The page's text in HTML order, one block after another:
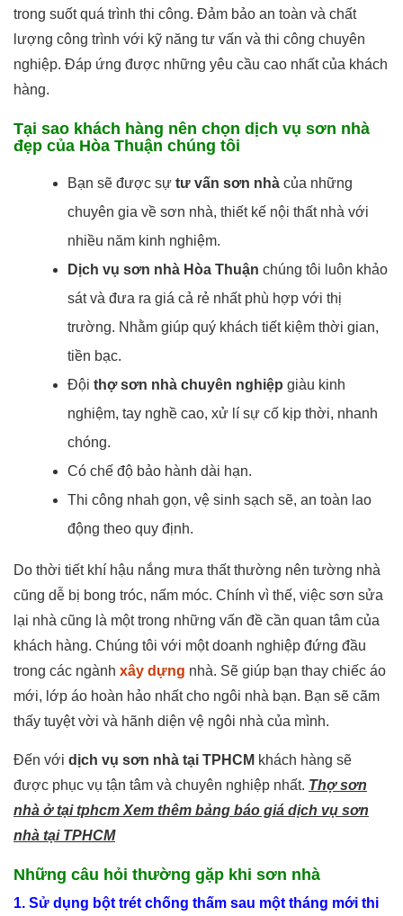
trong suốt quá trình thi công. Đảm bảo an toàn và chất
lượng công trình với kỹ năng tư vấn và thi công chuyên
nghiệp. Đáp ứng được những yêu cầu cao nhất của khách
hàng.
Tại sao khách hàng nên chọn dịch vụ sơn nhà
đẹp của Hòa Thuận chúng tôi
Bạn sẽ được sự tư vấn sơn nhà của những
chuyên gia về sơn nhà, thiết kế nội thất nhà với
nhiều năm kinh nghiệm.
Dịch vụ sơn nhà Hòa Thuận chúng tôi luôn khảo
sát và đưa ra giá cả rẻ nhất phù hợp với thị
trường. Nhằm giúp quý khách tiết kiệm thời gian,
tiền bạc.
Đội thợ sơn nhà chuyên nghiệp giàu kinh
nghiệm, tay nghề cao, xử lí sự cố kịp thời, nhanh
chóng.
Có chế độ bảo hành dài hạn.
Thi công nhah gọn, vệ sinh sạch sẽ, an toàn lao
động theo quy định.
Do thời tiết khí hậu nắng mưa thất thường nên tường nhà
cũng dễ bị bong tróc, nấm móc. Chính vì thế, việc sơn sửa
lại nhà cũng là một trong những vấn đề cần quan tâm của
khách hàng. Chúng tôi với một doanh nghiệp đứng đầu
trong các ngành xây dựng nhà. Sẽ giúp bạn thay chiếc áo
mới, lớp áo hoàn hảo nhất cho ngôi nhà bạn. Bạn sẽ cãm
thấy tuyệt vời và hãnh diện vệ ngôi nhà của mình.
Đến với dịch vụ sơn nhà tại TPHCM khách hàng sẽ
được phục vụ tận tâm và chuyên nghiệp nhất. Thợ sơn
nhà ở tại tphcm Xem thêm bảng báo giá dịch vụ sơn
nhà tại TPHCM
Những câu hỏi thường gặp khi sơn nhà
1. Sử dụng bột trét chống thấm sau một tháng mới thi